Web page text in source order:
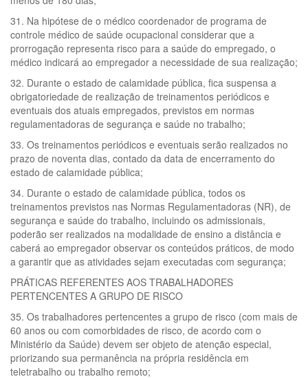
31. Na hipótese de o médico coordenador de programa de
controle médico de saúde ocupacional considerar que a
prorrogação representa risco para a saúde do empregado, o
médico indicará ao empregador a necessidade de sua realização;
32. Durante o estado de calamidade pública, fica suspensa a
obrigatoriedade de realização de treinamentos periódicos e
eventuais dos atuais empregados, previstos em normas
regulamentadoras de segurança e saúde no trabalho;
33. Os treinamentos periódicos e eventuais serão realizados no
prazo de noventa dias, contado da data de encerramento do
estado de calamidade pública;
34. Durante o estado de calamidade pública, todos os
treinamentos previstos nas Normas Regulamentadoras (NR), de
segurança e saúde do trabalho, incluindo os admissionais,
poderão ser realizados na modalidade de ensino a distância e
caberá ao empregador observar os conteúdos práticos, de modo
a garantir que as atividades sejam executadas com segurança;
PRÁTICAS REFERENTES AOS TRABALHADORES
PERTENCENTES A GRUPO DE RISCO
35. Os trabalhadores pertencentes a grupo de risco (com mais de
60 anos ou com comorbidades de risco, de acordo com o
Ministério da Saúde) devem ser objeto de atenção especial,
priorizando sua permanência na própria residência em
teletrabalho ou trabalho remoto;